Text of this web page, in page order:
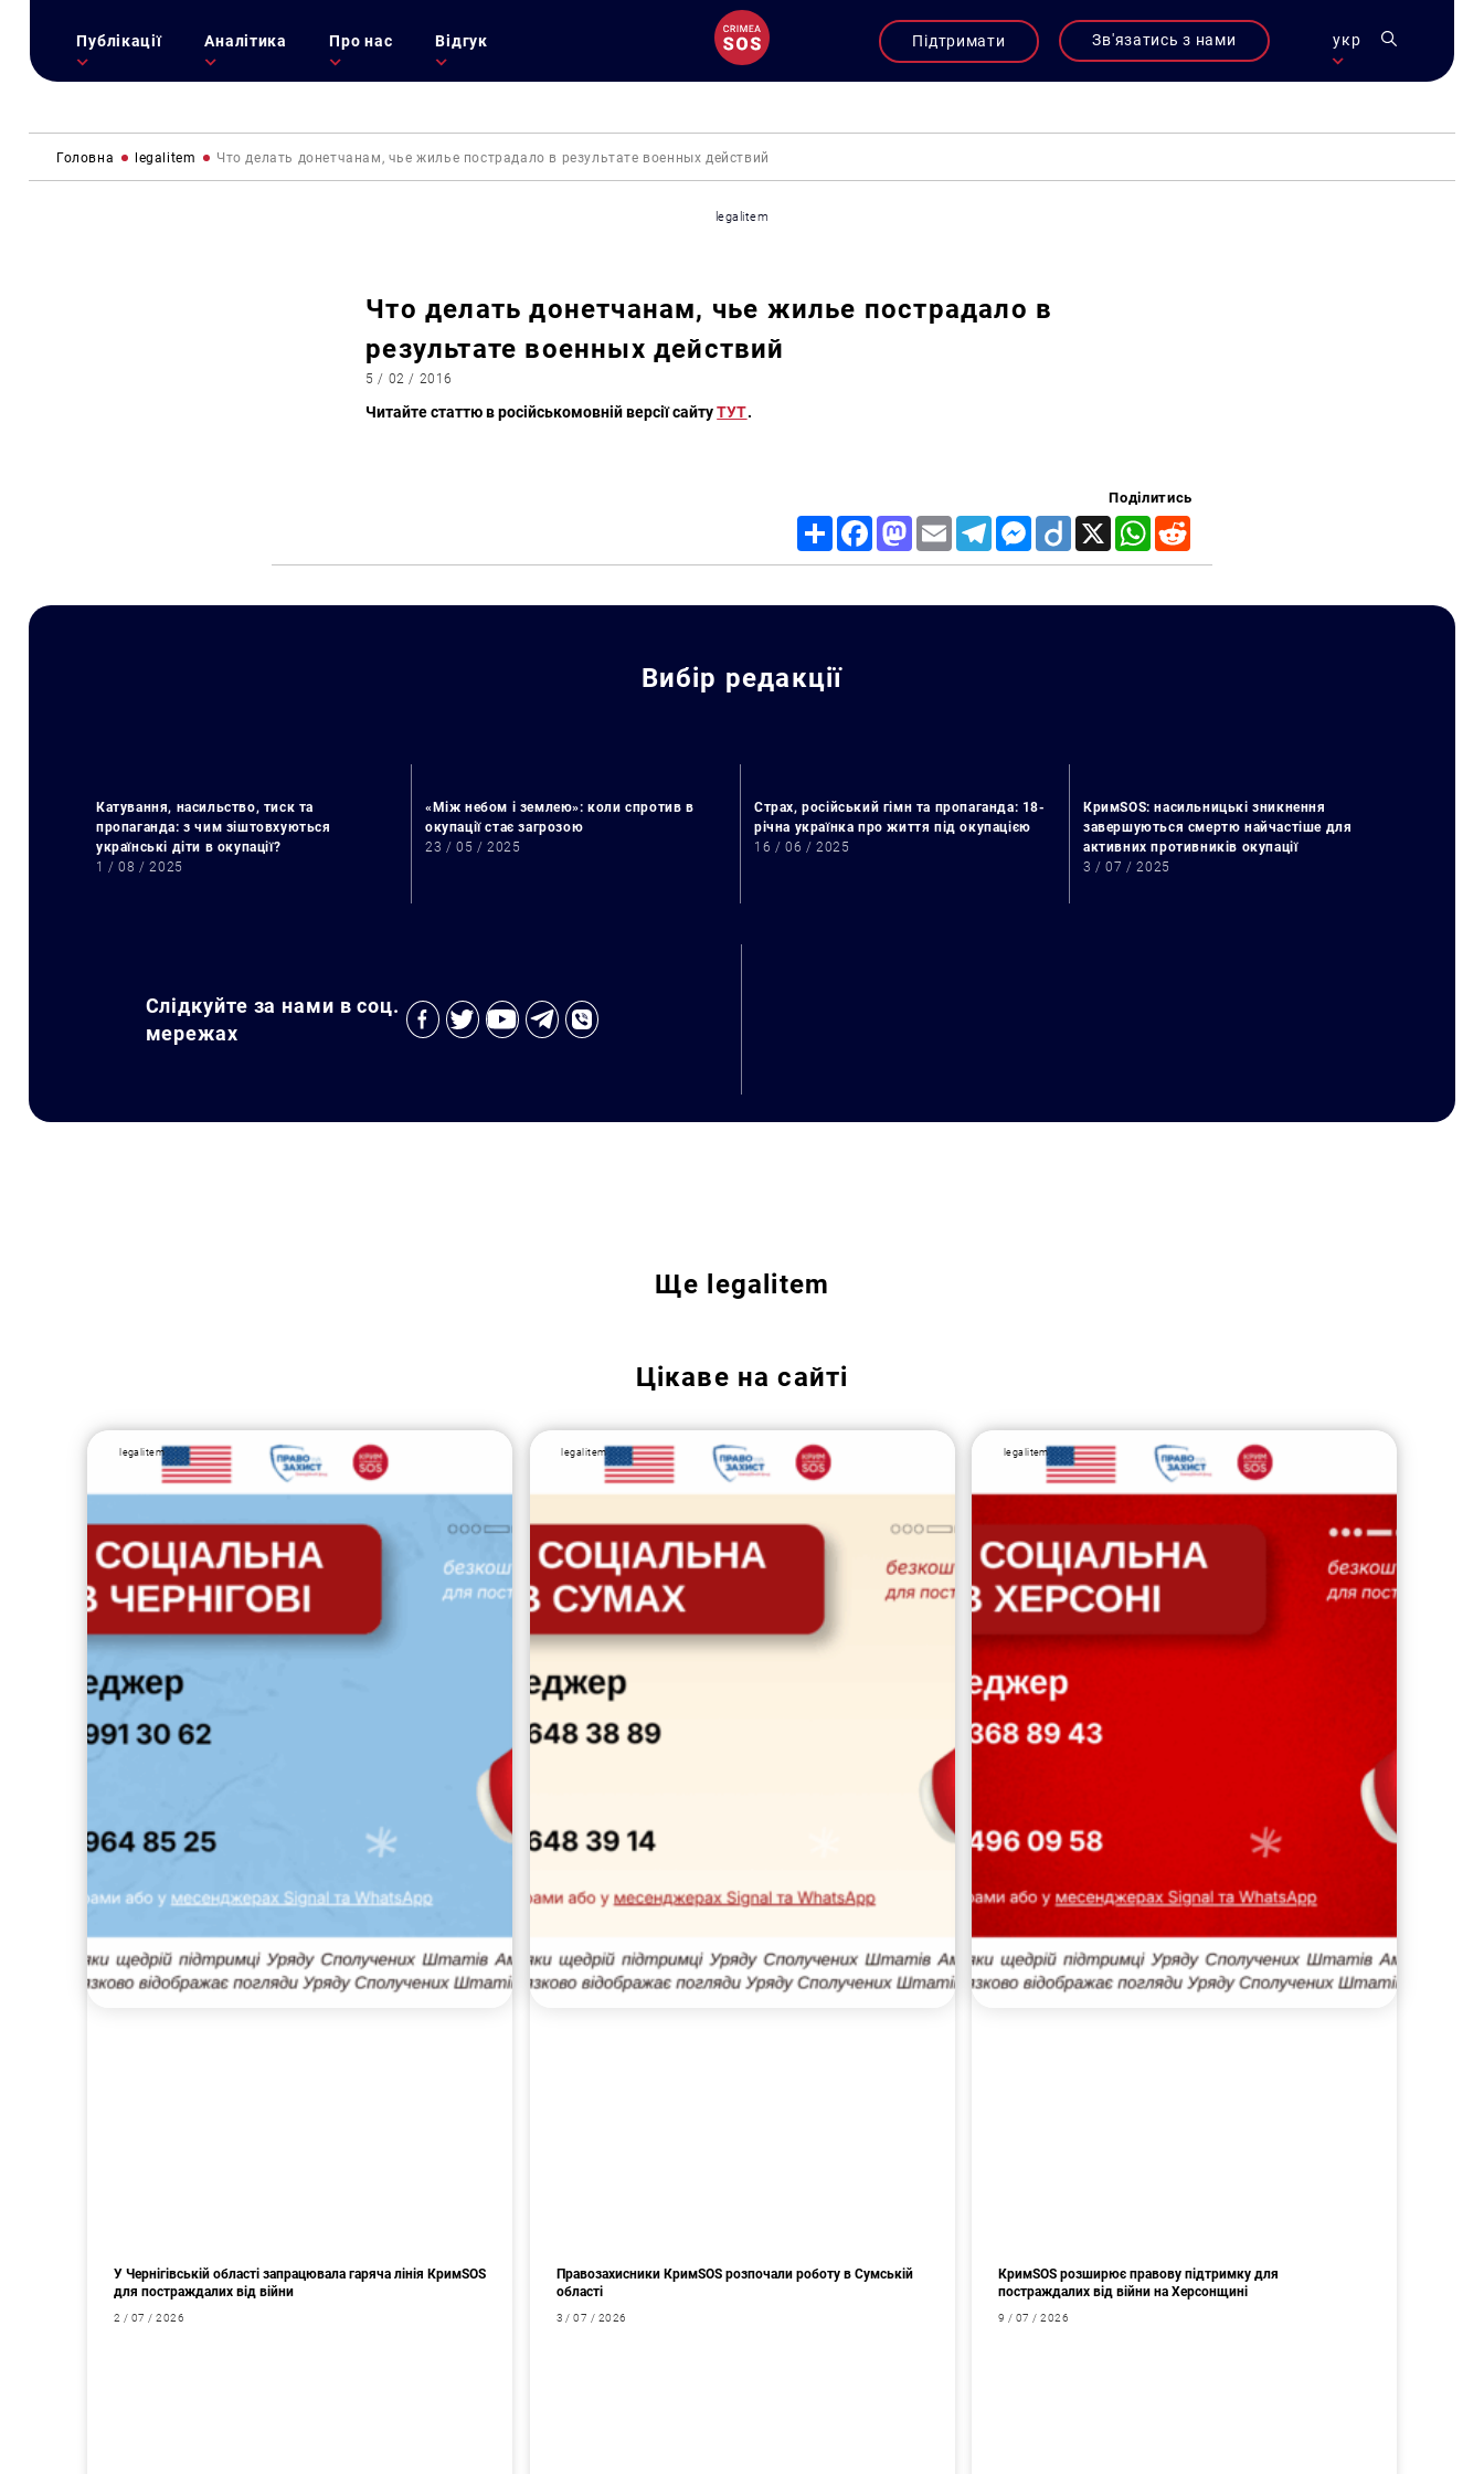
Публікації Аналітика Про нас Відгук Підтримати Зв'язатись з нами укр
Головна legalitem Что делать донетчанам, чье жилье пострадало в результате военных действий
legalitem
Что делать донетчанам, чье жилье пострадало в
результате военных действий
5 / 02 / 2016
Читайте статтю в російськомовній версії сайтуТУТ.
Поділитись
Share FacebookMastodon
Email TelegramMessenger
Diigo X WhatsApp
Вибір редакції
Катування, насильство, тиск та
пропаганда: з чим зіштовхуються
українські діти в окупації?
1 / 08 / 2025
«Між небом і землею»: коли спротив в
окупації стає загрозою
23 / 05 / 2025
Страх, російський гімн та пропаганда: 18-
річна українка про життя під окупацією
16 / 06 / 2025
КримSOS: насильницькі зникнення
завершуються смертю найчастіше для
активних противників окупації
3 / 07 / 2025
Слідкуйте за нами в соц.
мережах
Ще legalitem
Цікаве на сайті
legalitem
У Чернігівській області запрацювала гаряча лінія КримSOS
для постраждалих від війни
2 / 07 / 2026
legalitem
Правозахисники КримSOS розпочали роботу в Сумській
області
3 / 07 / 2026
legalitem
КримSOS розширює правову підтримку для
постраждалих від війни на Херсонщині
9 / 07 / 2026